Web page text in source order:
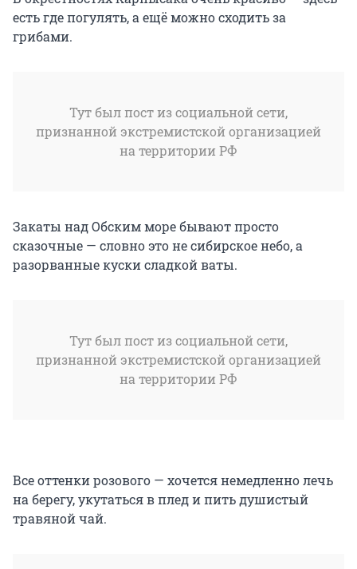
есть где погулять, а ещё можно сходить за
грибами.
Тут был пост из социальной сети,
признанной экстремистской организацией
на территории РФ
Закаты над Обским море бывают просто
сказочные — словно это не сибирское небо, а
разорванные куски сладкой ваты.
Тут был пост из социальной сети,
признанной экстремистской организацией
на территории РФ
Все оттенки розового — хочется немедленно лечь
на берегу, укутаться в плед и пить душистый
травяной чай.